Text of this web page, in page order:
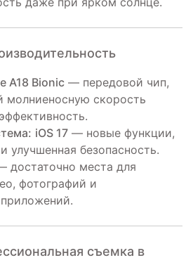
A18 Bionic — передовой чип,
молниеносную скорость
iOS 17 — новые функции,
улучшенная безопасность.
достаточно места для
фотографий и
съемка в